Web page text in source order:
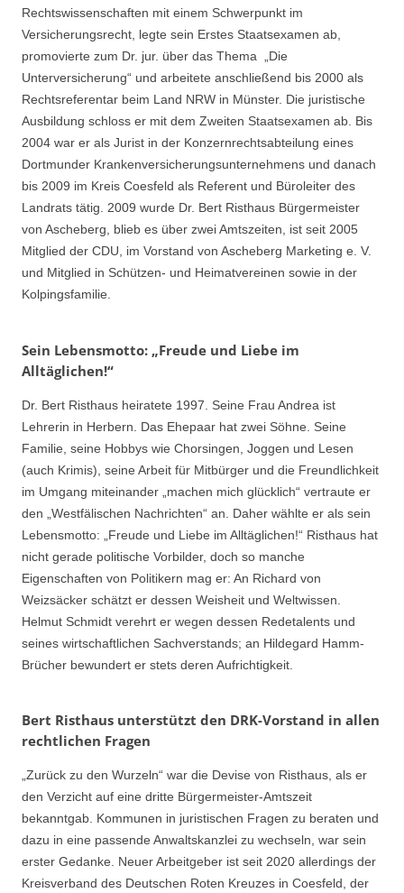
Rechtswissenschaften mit einem Schwerpunkt im
Versicherungsrecht, legte sein Erstes Staatsexamen ab,
promovierte zum Dr. jur. über das Thema „Die
Unterversicherung“ und arbeitete anschließend bis 2000 als
Rechtsreferentar beim Land NRW in Münster. Die juristische
Ausbildung schloss er mit dem Zweiten Staatsexamen ab. Bis
2004 war er als Jurist in der Konzernrechtsabteilung eines
Dortmunder Krankenversicherungsunternehmens und danach
bis 2009 im Kreis Coesfeld als Referent und Büroleiter des
Landrats tätig. 2009 wurde Dr. Bert Risthaus Bürgermeister
von Ascheberg, blieb es über zwei Amtszeiten, ist seit 2005
Mitglied der CDU, im Vorstand von Ascheberg Marketing e. V.
und Mitglied in Schützen- und Heimatvereinen sowie in der
Kolpingsfamilie.
Sein Lebensmotto: „Freude und Liebe im
Alltäglichen!“
Dr. Bert Risthaus heiratete 1997. Seine Frau Andrea ist
Lehrerin in Herbern. Das Ehepaar hat zwei Söhne. Seine
Familie, seine Hobbys wie Chorsingen, Joggen und Lesen
(auch Krimis), seine Arbeit für Mitbürger und die Freundlichkeit
im Umgang miteinander „machen mich glücklich“ vertraute er
den „Westfälischen Nachrichten“ an. Daher wählte er als sein
Lebensmotto: „Freude und Liebe im Alltäglichen!“ Risthaus hat
nicht gerade politische Vorbilder, doch so manche
Eigenschaften von Politikern mag er: An Richard von
Weizsäcker schätzt er dessen Weisheit und Weltwissen.
Helmut Schmidt verehrt er wegen dessen Redetalents und
seines wirtschaftlichen Sachverstands; an Hildegard Hamm-
Brücher bewundert er stets deren Aufrichtigkeit.
Bert Risthaus unterstützt den DRK-Vorstand in allen
rechtlichen Fragen
„Zurück zu den Wurzeln“ war die Devise von Risthaus, als er
den Verzicht auf eine dritte Bürgermeister-Amtszeit
bekanntgab. Kommunen in juristischen Fragen zu beraten und
dazu in eine passende Anwaltskanzlei zu wechseln, war sein
erster Gedanke. Neuer Arbeitgeber ist seit 2020 allerdings der
Kreisverband des Deutschen Roten Kreuzes in Coesfeld, der